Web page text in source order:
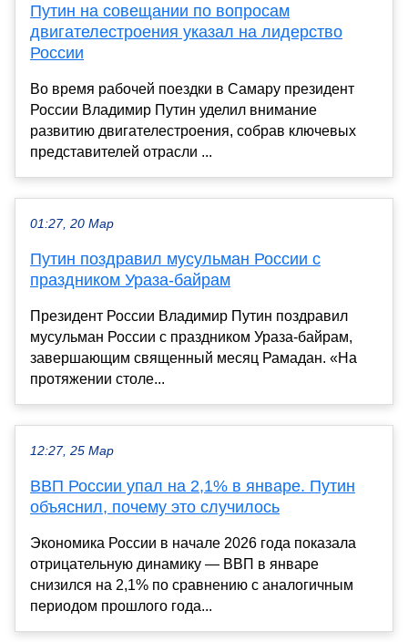
Путин на совещании по вопросам
двигателестроения указал на лидерство
России
Во время рабочей поездки в Самару президент
России Владимир Путин уделил внимание
развитию двигателестроения, собрав ключевых
представителей отрасли ...
01:27, 20 Мар
Путин поздравил мусульман России с
праздником Ураза-байрам
Президент России Владимир Путин поздравил
мусульман России с праздником Ураза-байрам,
завершающим священный месяц Рамадан. «На
протяжении столе...
12:27, 25 Мар
ВВП России упал на 2,1% в январе. Путин
объяснил, почему это случилось
Экономика России в начале 2026 года показала
отрицательную динамику — ВВП в январе
снизился на 2,1% по сравнению с аналогичным
периодом прошлого года...